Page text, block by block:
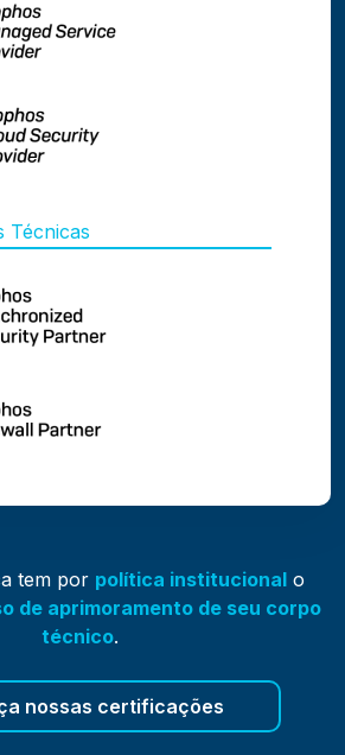
Técnicas
tem por política institucional o
de aprimoramento de seu corpo
técnico.
nossas certificações